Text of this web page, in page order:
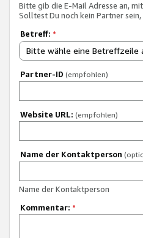
Bitte gib die E-Mail Adresse an,
Solltest Du noch kein Partner
Betreff: *
Bitte wähle eine Betreffzeile
Partner-ID (empfohlen)
Website URL: (empfohlen)
Name der Kontaktperson
Name der Kontaktperson
Kommentar: *